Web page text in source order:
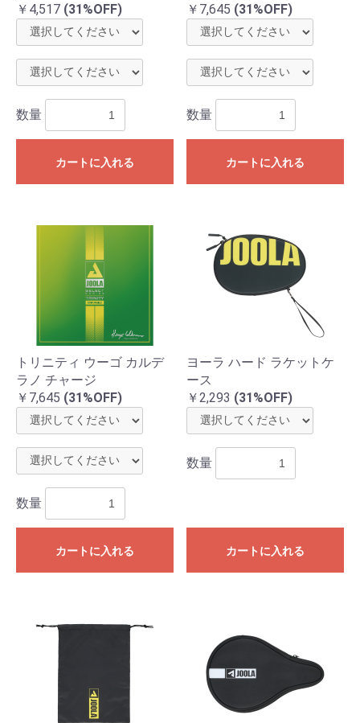
￥4,517 (31%OFF)
数量
カートに入れる
￥7,645 (31%OFF)
数量
カートに入れる
トリニティ ウーゴ カルデ
ラノ チャージ
￥7,645 (31%OFF)
数量
カートに入れる
ヨーラ ハード ラケットケ
ース
￥2,293 (31%OFF)
数量
カートに入れる